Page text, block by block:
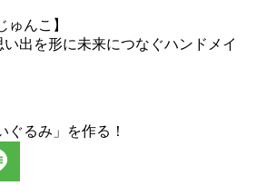
ゅんこ】
い出を形に未来につなぐハンドメイ
ぐるみ」を作る！